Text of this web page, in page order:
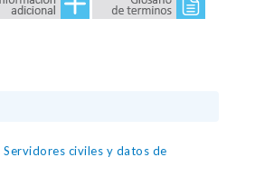
civiles y datos de